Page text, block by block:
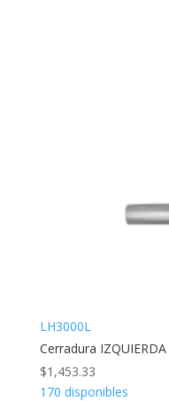
LH3000L
Cerradura
$1,453.33
170 disponibles